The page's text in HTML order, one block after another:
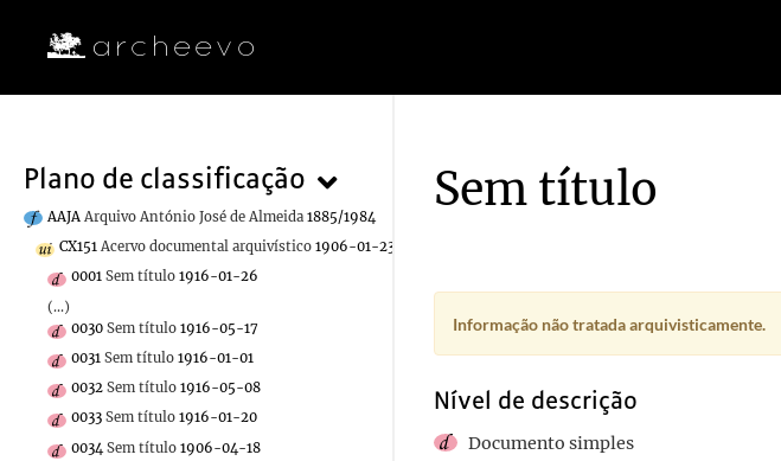
Plano de classificação
AAJA Arquivo António José de Almeida 1885/1984
CX151 Acervo documental arquivístico 1906-01-23/1916-11
0001 Sem título 1916-01-26
(...)
0030 Sem título 1916-05-17
0031 Sem título 1916-01-01
0032 Sem título 1916-05-08
0033 Sem título 1916-01-20
0034 Sem título 1906-04-18
Sem título
Informação não tratada arquivisticamente.
Nível de descrição
Documento simples